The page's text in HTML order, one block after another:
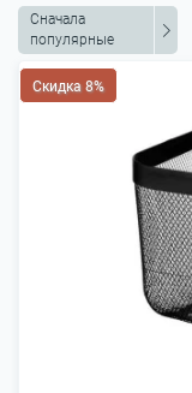
Сначала
популярные
Скидка 8%